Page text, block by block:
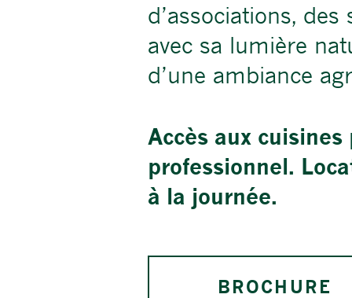
d’associations,
avec sa lumière
d’une ambiance
Accès aux
professionnel.
à la journée.
BROCHURE